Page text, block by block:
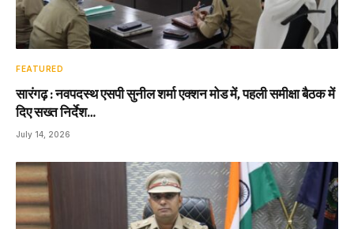
FEATURED
सारंगढ़ : नवपदस्थ एसपी सुनील शर्मा एक्शन मोड में, पहली समीक्षा बैठक में
दिए सख्त निर्देश…
July 14, 2026